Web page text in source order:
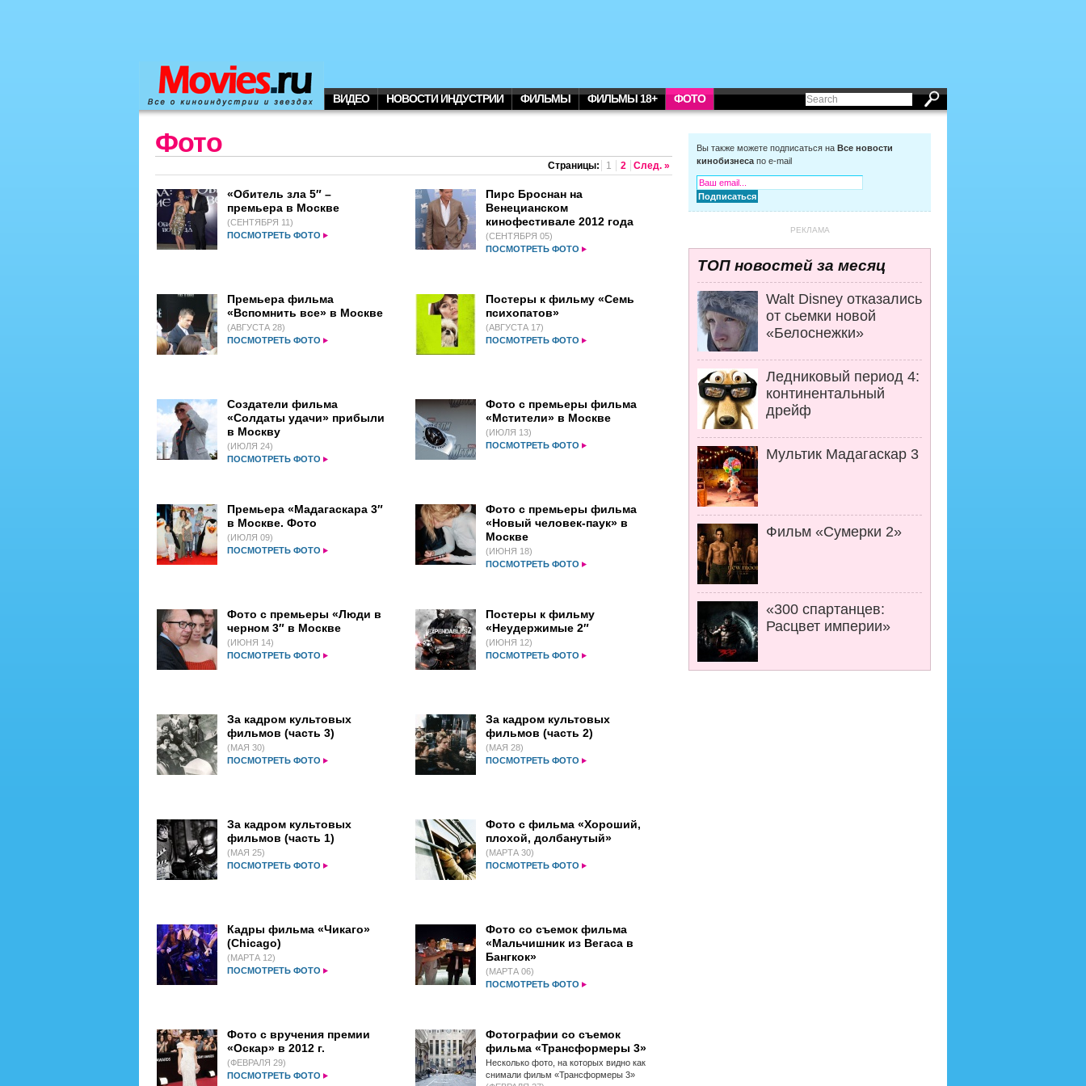
ВИДЕО НОВОСТИ ИНДУСТРИИ ФИЛЬМЫ ФИЛЬМЫ 18+ ФОТО
Фото
Страницы: 1 2 След. »
«Обитель зла 5″ –
премьера в Москве
(СЕНТЯБРЯ 11)
ПОСМОТРЕТЬ ФОТО
Пирс Броснан на
Венецианском
кинофестивале 2012 года
(СЕНТЯБРЯ 05)
ПОСМОТРЕТЬ ФОТО
Премьера фильма
«Вспомнить все» в Москве
(АВГУСТА 28)
ПОСМОТРЕТЬ ФОТО
Постеры к фильму «Семь
психопатов»
(АВГУСТА 17)
ПОСМОТРЕТЬ ФОТО
Создатели фильма
«Солдаты удачи» прибыли
в Москву
(ИЮЛЯ 24)
ПОСМОТРЕТЬ ФОТО
Фото с премьеры фильма
«Мстители» в Москве
(ИЮЛЯ 13)
ПОСМОТРЕТЬ ФОТО
Премьера «Мадагаскара 3″
в Москве. Фото
(ИЮЛЯ 09)
ПОСМОТРЕТЬ ФОТО
Фото с премьеры фильма
«Новый человек-паук» в
Москве
(ИЮНЯ 18)
ПОСМОТРЕТЬ ФОТО
Фото с премьеры «Люди в
черном 3″ в Москве
(ИЮНЯ 14)
ПОСМОТРЕТЬ ФОТО
Постеры к фильму
«Неудержимые 2″
(ИЮНЯ 12)
ПОСМОТРЕТЬ ФОТО
За кадром культовых
фильмов (часть 3)
(МАЯ 30)
ПОСМОТРЕТЬ ФОТО
За кадром культовых
фильмов (часть 2)
(МАЯ 28)
ПОСМОТРЕТЬ ФОТО
За кадром культовых
фильмов (часть 1)
(МАЯ 25)
ПОСМОТРЕТЬ ФОТО
Фото с фильма «Хороший,
плохой, долбанутый»
(МАРТА 30)
ПОСМОТРЕТЬ ФОТО
Кадры фильма «Чикаго»
(Chicago)
(МАРТА 12)
ПОСМОТРЕТЬ ФОТО
Фото со съемок фильма
«Мальчишник из Вегаса в
Бангкок»
(МАРТА 06)
ПОСМОТРЕТЬ ФОТО
Фото с вручения премии
«Оскар» в 2012 г.
(ФЕВРАЛЯ 29)
ПОСМОТРЕТЬ ФОТО
Фотографии со съемок
фильма «Трансформеры 3»
Несколько фото, на которых видно как
снимали фильм «Трансформеры 3»
Вы также можете подписаться на Все новости
кинобизнеса по e-mail
РЕКЛАМА
ТОП новостей за месяц
Walt Disney отказались
от сьемки новой
«Белоснежки»
Ледниковый период 4:
континентальный
дрейф
Мультик Мадагаскар 3
Фильм «Сумерки 2»
«300 спартанцев:
Расцвет империи»